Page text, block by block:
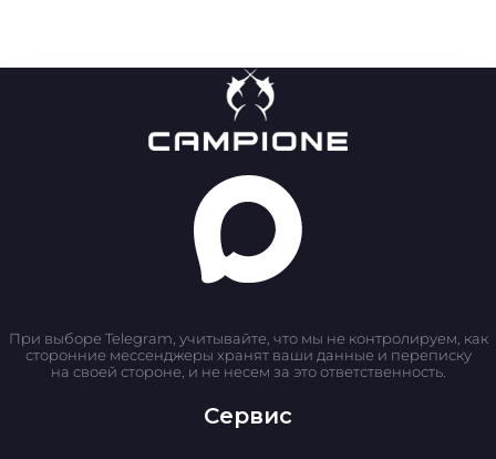
При выборе Telegram, учитывайте, что мы не контролируем, как
сторонние мессенджеры хранят ваши данные и переписку
на своей стороне, и не несем за это ответственность.
Сервис